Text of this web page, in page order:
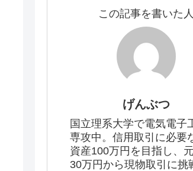
この記事を書いた人
げんぶつ
国立理系大学で電気電子
専攻中。信用取引に必要
資産100万円を目指し、
30万円から現物取引に挑